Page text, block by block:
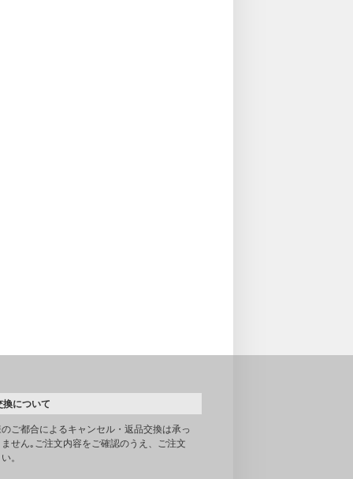
換について
ご都合によるキャンセル・返品交換は承っ
せん｡ご注文内容をご確認のうえ、ご注文
。